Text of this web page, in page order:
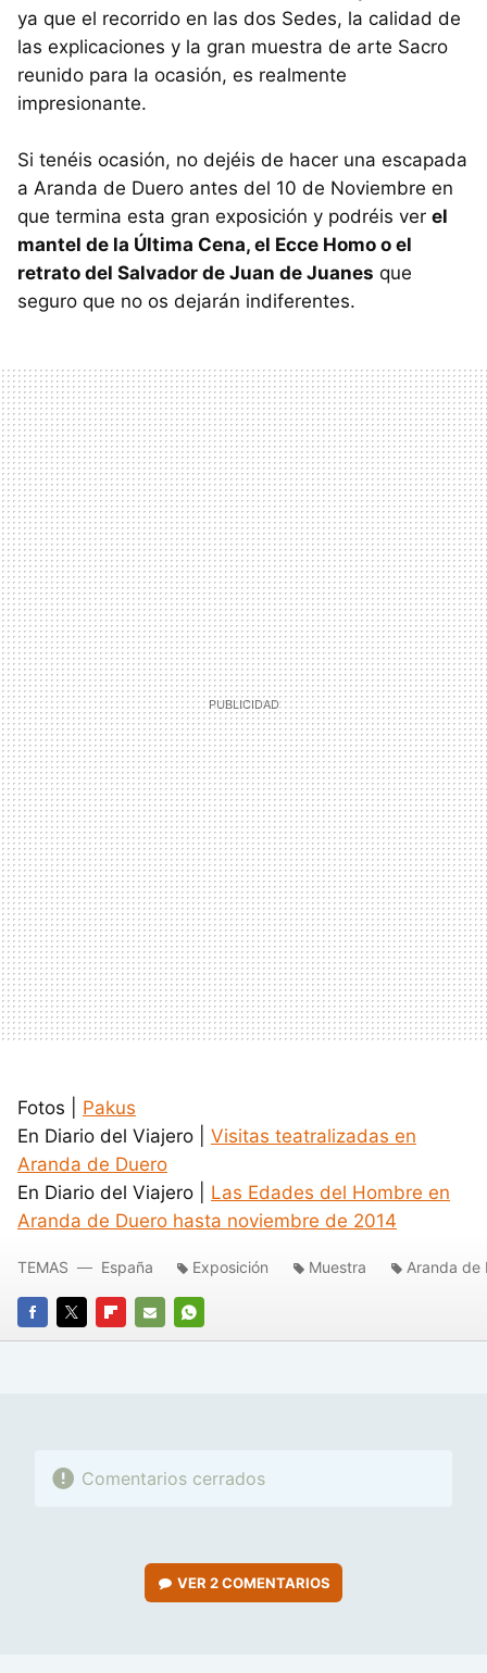
ya que el recorrido en las dos Sedes, la calidad de
las explicaciones y la gran muestra de arte Sacro
reunido para la ocasión, es realmente
impresionante.
Si tenéis ocasión, no dejéis de hacer una escapada
a Aranda de Duero antes del 10 de Noviembre en
que termina esta gran exposición y podréis ver el
mantel de la Última Cena, el Ecce Homo o el
retrato del Salvador de Juan de Juanes que
seguro que no os dejarán indiferentes.
Fotos | Pakus
En Diario del Viajero | Visitas teatralizadas en
Aranda de Duero
En Diario del Viajero | Las Edades del Hombre en
Aranda de Duero hasta noviembre de 2014
FACEBOOK
TWITTERFLIPBOARD
E-
WHATSAPP
TEMAS España Exposición Muestra Aranda de
Comentarios cerrados
VER2 COMENTARIOS